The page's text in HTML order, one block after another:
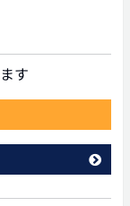
す